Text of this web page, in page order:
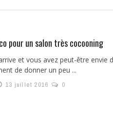
pour un salon très cocooning
et vous avez peut-être envie
de donner un peu ...
13 juillet 2016 0